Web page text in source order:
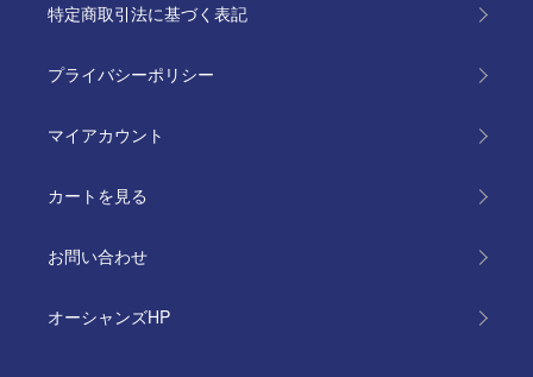
特定商取引法に基づく表記
プライバシーポリシー
マイアカウント
カートを見る
お問い合わせ
オーシャンズHP